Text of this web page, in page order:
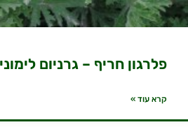
פלרגון חריף – גרניום לימוני
קרא עוד »